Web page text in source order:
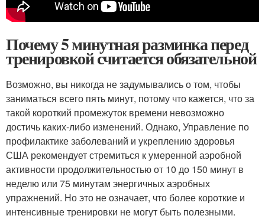
Почему 5 минутная разминка перед
тренировкой считается обязательной
Возможно, вы никогда не задумывались о том, чтобы
заниматься всего пять минут, потому что кажется, что за
такой короткий промежуток времени невозможно
достичь каких-либо изменений. Однако, Управление по
профилактике заболеваний и укреплению здоровья
США рекомендует стремиться к умеренной аэробной
активности продолжительностью от 10 до 150 минут в
неделю или 75 минутам энергичных аэробных
упражнений. Но это не означает, что более короткие и
интенсивные тренировки не могут быть полезными.